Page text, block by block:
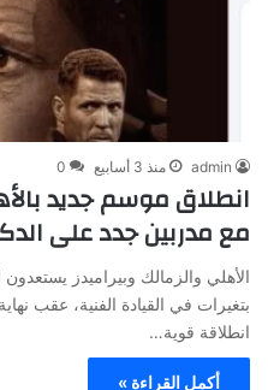
admin منذ 3 أسابيع 0
انطلاق موسم جديد
مع مدربين جدد على
الأهلي والزمالك وبيراميدز
بتغيرات في القيادة الفنية، عقب
انطلاقة قوية…
أكمل القراءة »